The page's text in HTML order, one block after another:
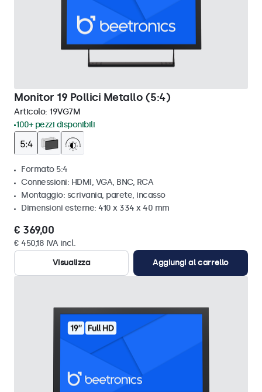
Monitor 19 Pollici Metallo (5:4)
Articolo: 19VG7M
100+ pezzi disponibili
Formato 5:4
Connessioni: HDMI, VGA, BNC, RCA
Montaggio: scrivania, parete, incasso
Dimensioni esterne: 410 x 334 x 40 mm
€ 369,00
€ 450,18 IVA incl.
Visualizza
Aggiungi al carrello